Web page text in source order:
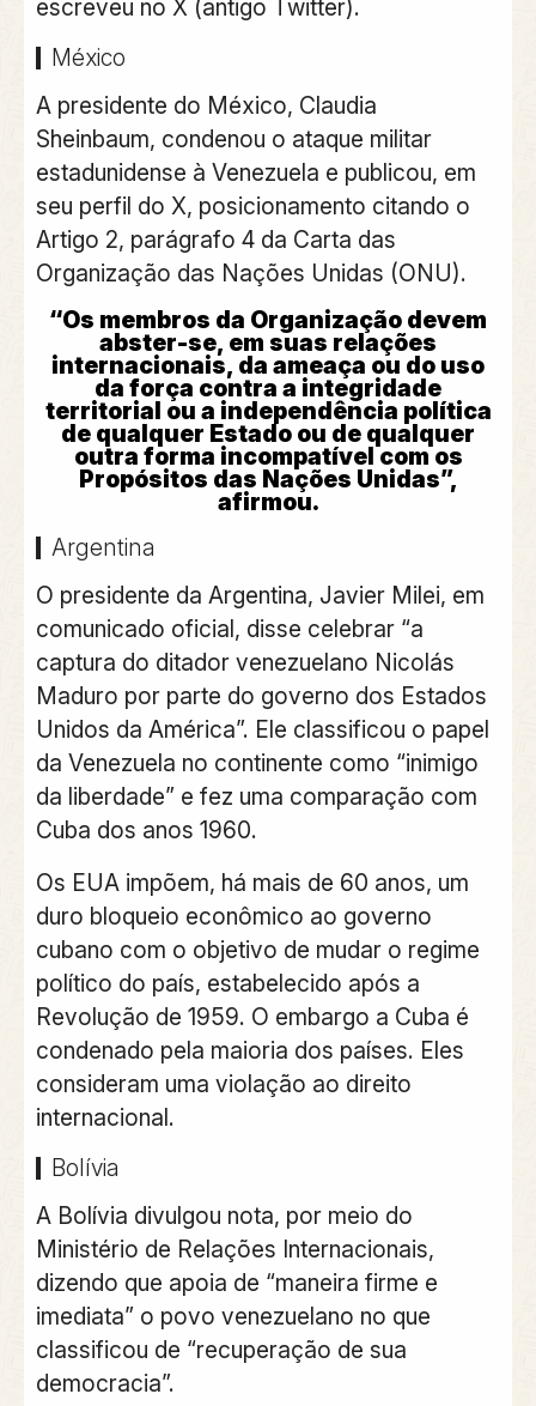
escreveu no X (antigo Twitter).
México
A presidente do México, Claudia
Sheinbaum, condenou o ataque militar
estadunidense à Venezuela e publicou, em
seu perfil do X, posicionamento citando o
Artigo 2, parágrafo 4 da Carta das
Organização das Nações Unidas (ONU).
“Os membros da Organização devem
abster-se, em suas relações
internacionais, da ameaça ou do uso
da força contra a integridade
territorial ou a independência política
de qualquer Estado ou de qualquer
outra forma incompatível com os
Propósitos das Nações Unidas”,
afirmou.
Argentina
O presidente da Argentina, Javier Milei, em
comunicado oficial, disse celebrar “a
captura do ditador venezuelano Nicolás
Maduro por parte do governo dos Estados
Unidos da América”. Ele classificou o papel
da Venezuela no continente como “inimigo
da liberdade” e fez uma comparação com
Cuba dos anos 1960.
Os EUA impõem, há mais de 60 anos, um
duro bloqueio econômico ao governo
cubano com o objetivo de mudar o regime
político do país, estabelecido após a
Revolução de 1959. O embargo a Cuba é
condenado pela maioria dos países. Eles
consideram uma violação ao direito
internacional.
Bolívia
A Bolívia divulgou nota, por meio do
Ministério de Relações Internacionais,
dizendo que apoia de “maneira firme e
imediata” o povo venezuelano no que
classificou de “recuperação de sua
democracia”.